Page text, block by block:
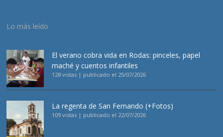
Lo más leído
El verano cobra vida en Rodas: pinceles, papel
maché y cuentos infantiles
128 vistas | publicado el 25/07/2026
La regenta de San Fernando (+Fotos)
109 vistas | publicado el 22/07/2026